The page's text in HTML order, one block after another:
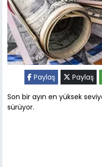
Paylaş Paylaş
Son bir ayın en yüksek
sürüyor.